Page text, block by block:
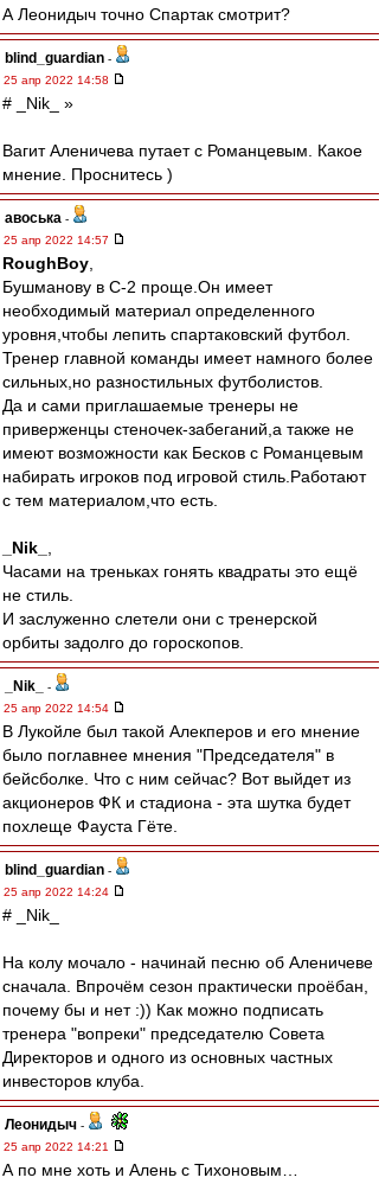
А Леонидыч точно Спартак смотрит?
blind_guardian -
25 апр 2022 14:58
# _Nik_ »
Вагит Аленичева путает с Романцевым. Какое
мнение. Проснитесь )
авоська -
25 апр 2022 14:57
RoughBoy
Бушманову в С-2 проще.Он имеет
необходимый материал определенного
уровня,чтобы лепить спартаковский футбол.
Тренер главной команды имеет намного более
сильных,но разностильных футболистов.
Да и сами приглашаемые тренеры не
приверженцы стеночек-забеганий,а также не
имеют возможности как Бесков с Романцевым
набирать игроков под игровой стиль.Работают
с тем материалом,что есть.
_Nik_
Часами на треньках гонять квадраты это ещё
не стиль.
И заслуженно слетели они с тренерской
орбиты задолго до гороскопов.
_Nik_
-
25 апр 2022 14:54
В Лукойле был такой Алекперов и его мнение
было поглавнее мнения "Председателя" в
бейсболке. Что с ним сейчас? Вот выйдет из
акционеров ФК и стадиона - эта шутка будет
похлеще Фауста Гёте.
blind_guardian -
25 апр 2022 14:24
# _Nik_
На колу мочало - начинай песню об Аленичеве
сначала. Впрочём сезон практически проёбан,
почему бы и нет :)) Как можно подписать
тренера "вопреки" председателю Совета
Директоров и одного из основных частных
инвесторов клуба.
Леонидыч -
25 апр 2022 14:21
А по мне хоть и Алень с Тихоновым…